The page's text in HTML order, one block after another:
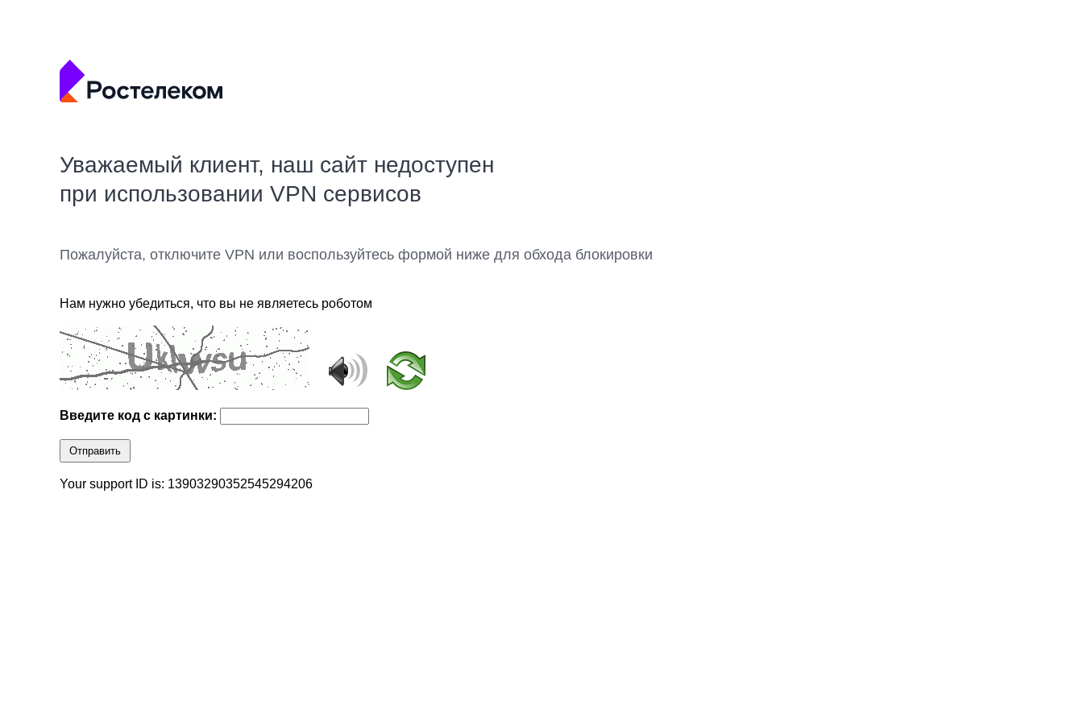
Уважаемый клиент, наш сайт недоступен
при использовании VPN сервисов
Пожалуйста, отключите VPN или воспользуйтесь формой ниже для обхода блокировки
Нам нужно убедиться, что вы не являетесь роботом
Введите код с картинки:
Отправить
Your support ID is: 13903290352545294206